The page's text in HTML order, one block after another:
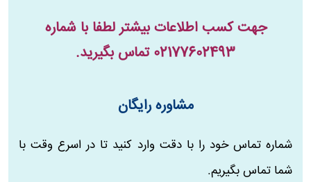
جهت کسب اطلاعات بیشتر لطفا با شماره
02177602493 تماس بگیرید.
مشاوره رایگان
شماره تماس خود را با دقت وارد کنید تا در اسرع وقت با
شما تماس بگیریم.